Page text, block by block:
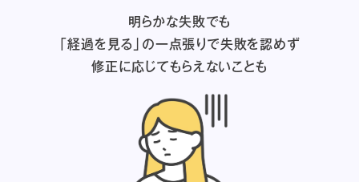
明らかな失敗でも
「経過を見る」の一点張りで失敗を認めず
修正に応じてもらえないことも